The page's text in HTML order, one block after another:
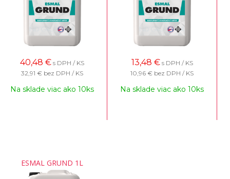
40,48 € s DPH / KS
32,91 € bez DPH / KS
Na sklade viac ako 10ks
13,48 € s DPH / KS
10,96 € bez DPH / KS
Na sklade viac ako 10ks
ESMAL GRUND 1L